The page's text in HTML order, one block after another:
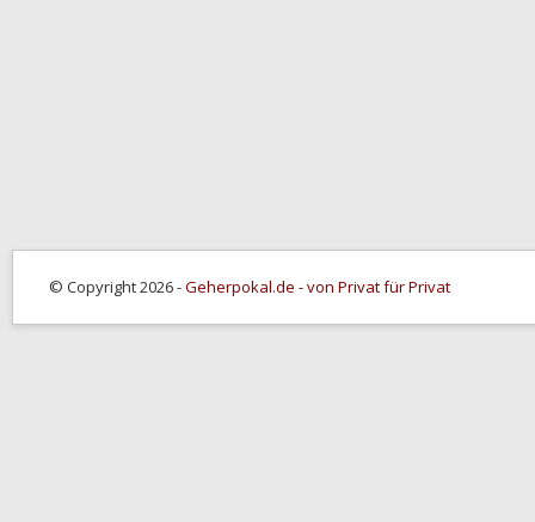
© Copyright 2026 -Geherpokal.de - von Privat für Privat